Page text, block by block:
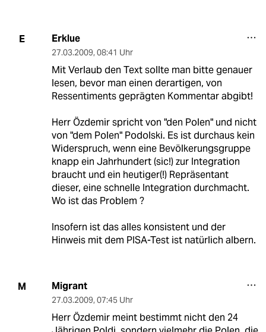
E Erklue
27.03.2009, 08:41 Uhr
Mit Verlaub den Text sollte man bitte genauer
lesen, bevor man einen derartigen, von
Ressentiments geprägten Kommentar abgibt!
Herr Özdemir spricht von "den Polen" und nicht
von "dem Polen" Podolski. Es ist durchaus kein
Widerspruch, wenn eine Bevölkerungsgruppe
knapp ein Jahrhundert (sic!) zur Integration
braucht und ein heutiger(!) Repräsentant
dieser, eine schnelle Integration durchmacht.
Wo ist das Problem ?
Insofern ist das alles konsistent und der
Hinweis mit dem PISA-Test ist natürlich albern.
M Migrant
27.03.2009, 07:45 Uhr
Herr Özdemir meint bestimmt nicht den 24